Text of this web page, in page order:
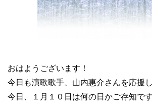
おはようございます！
今日も演歌歌手、山内惠介さんを応援
今日、１月１０日は何の日かご存知で